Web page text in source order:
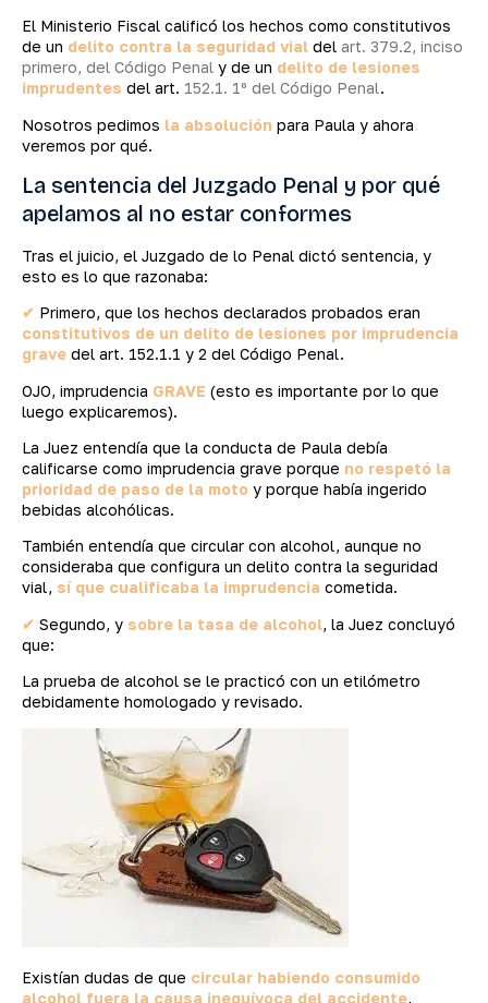
El Ministerio Fiscal calificó los hechos como constitutivos
de un delito contra la seguridad vial del art. 379.2, inciso
primero, del Código Penal y de un delito de lesiones
imprudentes del art. 152.1. 1º del Código Penal.
Nosotros pedimos la absolución para Paula y ahora
veremos por qué.
La sentencia del Juzgado Penal y por qué
apelamos al no estar conformes
Tras el juicio, el Juzgado de lo Penal dictó sentencia, y
esto es lo que razonaba:
✔ Primero, que los hechos declarados probados eran
constitutivos de un delito de lesiones por imprudencia
grave del art. 152.1.1 y 2 del Código Penal.
OJO, imprudencia GRAVE (esto es importante por lo que
luego explicaremos).
La Juez entendía que la conducta de Paula debía
calificarse como imprudencia grave porque no respetó la
prioridad de paso de la moto y porque había ingerido
bebidas alcohólicas.
También entendía que circular con alcohol, aunque no
consideraba que configura un delito contra la seguridad
vial, sí que cualificaba la imprudencia cometida.
✔ Segundo, y sobre la tasa de alcohol, la Juez concluyó
que:
La prueba de alcohol se le practicó con un etilómetro
debidamente homologado y revisado.
Existían dudas de que circular habiendo consumido
alcohol fuera la causa inequívoca del accidente,